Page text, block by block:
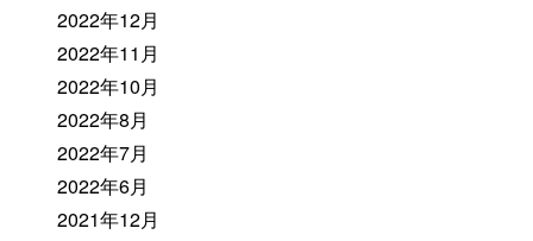
2022年12月
2022年11月
2022年10月
2022年8月
2022年7月
2022年6月
2021年12月